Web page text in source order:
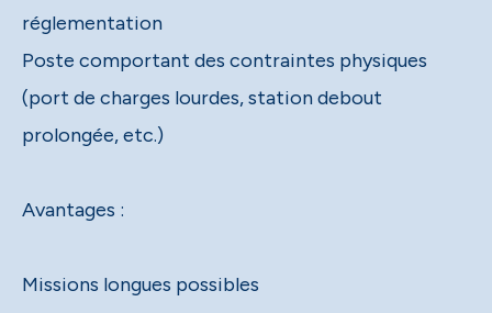
réglementation
Poste comportant des contraintes physiques
(port de charges lourdes, station debout
prolongée, etc.)
Avantages :
Missions longues possibles